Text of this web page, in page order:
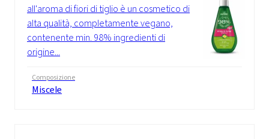
all'aroma di fiori di tiglio è un cosmetico di
alta qualità, completamente vegano,
contenente min. 98% ingredienti di
origine...
Composizione
Miscele